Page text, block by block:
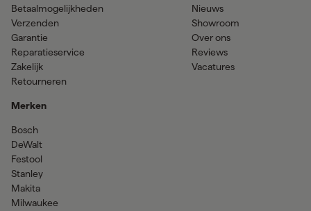
Betaalmogelijkheden
Verzenden
Garantie
Reparatieservice
Zakelijk
Retourneren
Merken
Bosch
DeWalt
Festool
Stanley
Makita
Milwaukee
Nieuws
Showroom
Over ons
Reviews
Vacatures